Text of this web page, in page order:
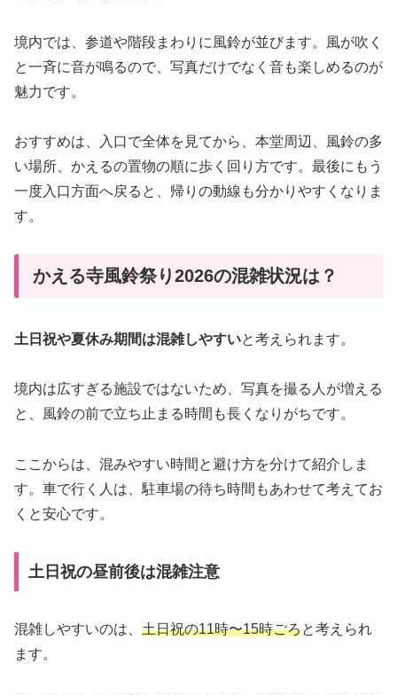
境内では、参道や階段まわりに風鈴が並びます。風が吹く
と一斉に音が鳴るので、写真だけでなく音も楽しめるのが
魅力です。
おすすめは、入口で全体を見てから、本堂周辺、風鈴の多
い場所、かえるの置物の順に歩く回り方です。最後にもう
一度入口方面へ戻ると、帰りの動線も分かりやすくなりま
す。
かえる寺風鈴祭り2026の混雑状況は？
土日祝や夏休み期間は混雑しやすいと考えられます。
境内は広すぎる施設ではないため、写真を撮る人が増える
と、風鈴の前で立ち止まる時間も長くなりがちです。
ここからは、混みやすい時間と避け方を分けて紹介しま
す。車で行く人は、駐車場の待ち時間もあわせて考えてお
くと安心です。
土日祝の昼前後は混雑注意
混雑しやすいのは、 土日祝の11時〜15時ごろと考えられ
ます。